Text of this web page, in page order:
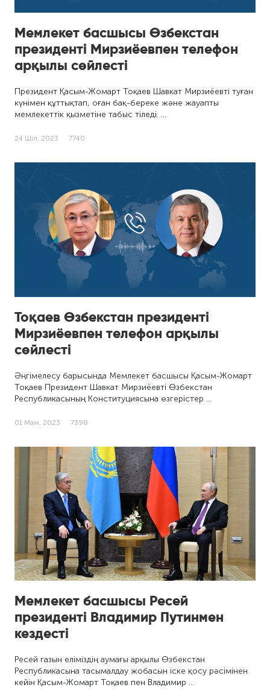
Мемлекет басшысы Өзбекстан
президенті Мирзиёевпен телефон
арқылы сөйлесті
Президент Қасым-Жомарт Тоқаев Шавкат Мирзиёевті туған
күнімен құттықтап, оған бақ-береке және жауапты
мемлекеттік қызметіне табыс тіледі. …
24 Шіл, 2023 7740
Тоқаев Өзбекстан президенті
Мирзиёевпен телефон арқылы
сөйлесті
Әңгімелесу барысында Мемлекет басшысы Қасым-Жомарт
Тоқаев Президент Шавкат Мирзиёевті Өзбекстан
Республикасының Конституциясына өзгерістер …
01 Мам, 2023 7398
Мемлекет басшысы Ресей
президенті Владимир Путинмен
кездесті
Ресей газын еліміздің аумағы арқылы Өзбекстан
Республикасына тасымалдау жобасын іске қосу рәсімінен
кейін Қасым-Жомарт Тоқаев пен Владимир …